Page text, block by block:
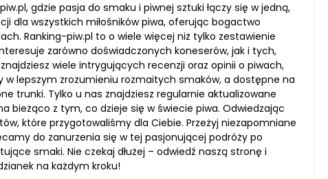
gdzie pasja do smaku i piwnej sztuki łączy się w jedną,
dla wszystkich miłośników piwa, oferując bogactwo
Ranking-piw.pl to o wiele więcej niż tylko zestawienie
zarówno doświadczonych koneserów, jak i tych,
wiele intrygujących recenzji oraz opinii o piwach,
lepszym zrozumieniu rozmaitych smaków, a dostępne na
trunki. Tylko u nas znajdziesz regularnie aktualizowane
bieżąco z tym, co dzieje się w świecie piwa. Odwiedzając
które przygotowaliśmy dla Ciebie. Przeżyj niezapomniane
do zanurzenia się w tej pasjonującej podróży po
smaki. Nie czekaj dłużej – odwiedź naszą stronę i
na każdym kroku!